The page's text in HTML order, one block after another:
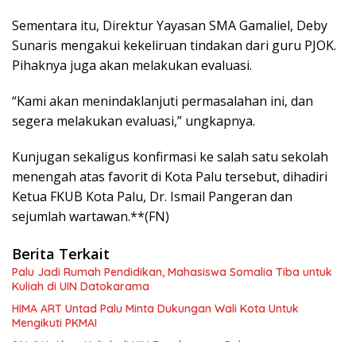
Sementara itu, Direktur Yayasan SMA Gamaliel, Deby
Sunaris mengakui kekeliruan tindakan dari guru PJOK.
Pihaknya juga akan melakukan evaluasi.
“Kami akan menindaklanjuti permasalahan ini, dan
segera melakukan evaluasi,” ungkapnya.
Kunjugan sekaligus konfirmasi ke salah satu sekolah
menengah atas favorit di Kota Palu tersebut, dihadiri
Ketua FKUB Kota Palu, Dr. Ismail Pangeran dan
sejumlah wartawan.**(FN)
Berita Terkait
Palu Jadi Rumah Pendidikan, Mahasiswa Somalia Tiba untuk
Kuliah di UIN Datokarama
HIMA ART Untad Palu Minta Dukungan Wali Kota Untuk
Mengikuti PKMAI